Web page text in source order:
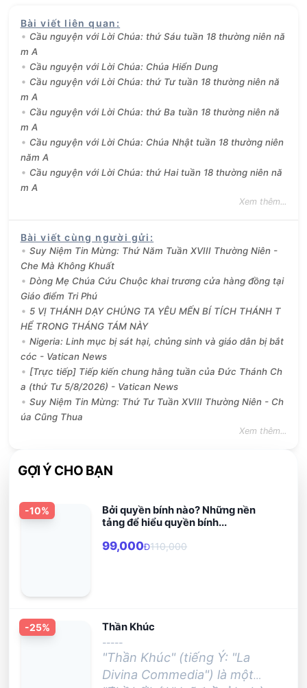
Bài viết liên quan :
Cầu nguyện với Lời Chúa: thứ Sáu tuần 18 thường niên nă
m A
Cầu nguyện với Lời Chúa: Chúa Hiển Dung
Cầu nguyện với Lời Chúa: thứ Tư tuần 18 thường niên nă
m A
Cầu nguyện với Lời Chúa: thứ Ba tuần 18 thường niên nă
m A
Cầu nguyện với Lời Chúa: Chúa Nhật tuần 18 thường niên
năm A
Cầu nguyện với Lời Chúa: thứ Hai tuần 18 thường niên nă
m A
Xem thêm...
Bài viết cùng người gửi :
Suy Niệm Tin Mừng: Thứ Năm Tuần XVIII Thường Niên -
Che Mà Không Khuất
Dòng Mẹ Chúa Cứu Chuộc khai trương cửa hàng đồng tại
Giáo điểm Tri Phú
5 VỊ THÁNH DẠY CHÚNG TA YÊU MẾN BÍ TÍCH THÁNH T
HỂ TRONG THÁNG TÁM NÀY
Nigeria: Linh mục bị sát hại, chủng sinh và giáo dân bị bắt
cóc - Vatican News
[Trực tiếp] Tiếp kiến chung hằng tuần của Đức Thánh Ch
a (thứ Tư 5/8/2026) - Vatican News
Suy Niệm Tin Mừng: Thứ Tư Tuần XVIII Thường Niên - Ch
úa Cũng Thua
Xem thêm...
GỢI Ý CHO BẠN
-10%
Bởi quyền bính nào? Những nền
tảng để hiểu quyền bính...
99,000Đ110,000
-25% Thần Khúc
-----
"Thần Khúc" (tiếng Ý: "La
Divina Commedia") là một